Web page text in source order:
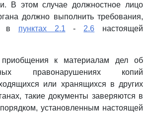
В этом случае должностное лицо
должно выполнить требования,
в пунктах 2.1 - 2.6 настоящей
к материалам дел об
правонарушениях копий
или хранящихся в других
такие документы заверяются в
установленным настоящей